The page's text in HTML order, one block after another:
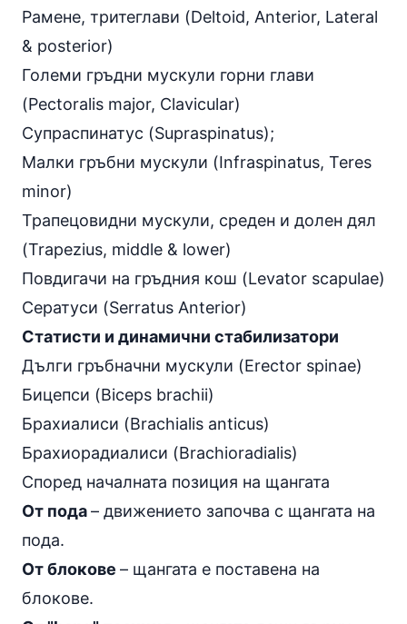
Рамене, тритеглави (Deltoid, Anterior, Lateral
& posterior)
Големи гръдни мускули горни глави
(Pectoralis major, Clavicular)
Супраспинатус (Supraspinatus);
Mалки гръбни мускули (Infraspinatus, Teres
minor)
Трапецовидни мускули, среден и долен дял
(Trapezius, middle & lower)
Повдигачи на гръдния кош (Levator scapulae)
Сератуси (Serratus Anterior)
Статисти и динамични стабилизатори
Дълги гръбначни мускули (Erector spinae)
Бицепси (Biceps brachii)
Брахиалиси (Brachialis anticus)
Брахиорадиалиси (Brachioradialis)
Според началната позиция на щангата
От пода– движението започва с щангата на
пода.
От блокове – щангата е поставена на
блокове.